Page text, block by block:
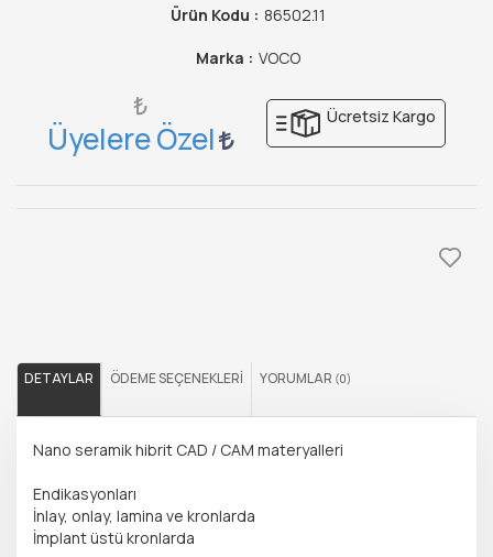
Ürün Kodu : 86502.11
Marka : VOCO
₺
Üyelere Özel
Ücretsiz Kargo
DETAYLAR ÖDEME SEÇENEKLERI YORUMLAR (0)
Nano seramik hibrit CAD / CAM materyalleri
Endikasyonları
İnlay, onlay, lamina ve kronlarda
İmplant üstü kronlarda